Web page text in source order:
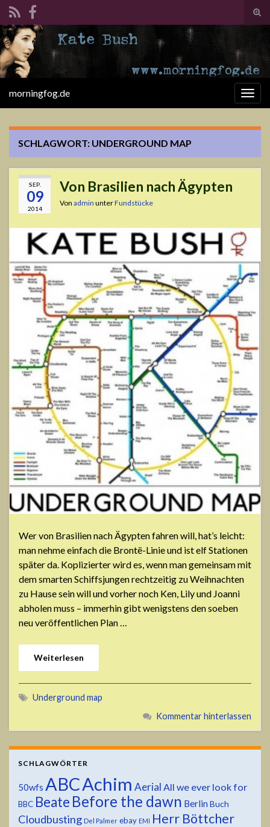
Search for:
morningfog.de
SCHLAGWORT: UNDERGROUND MAP
SEP.
09
2014
Von Brasilien nach Ägypten
Von admin unterFundstücke
Wer von Brasilien nach Ägypten fahren will, hat’s leicht:
man nehme einfach die Brontë-Linie und ist elf Stationen
später da. Koplizierter wird es, wenn man gemeinsam mit
dem smarten Schiffsjungen rechtzeitig zu Weihnachten
zu Hause sein will und vorher noch Ken, Lily und Joanni
abholen muss – immerhin gibt wenigstens den soeben
neu veröffentlichen Plan …
Weiterlesen
Underground map
Kommentar hinterlassen
SCHLAGWÖRTER
50wfs ABCAchim Aerial All we ever look for
BBC Beate Before the dawn Berlin Buch
Cloudbusting Del Palmer ebay EMI Herr Böttcher